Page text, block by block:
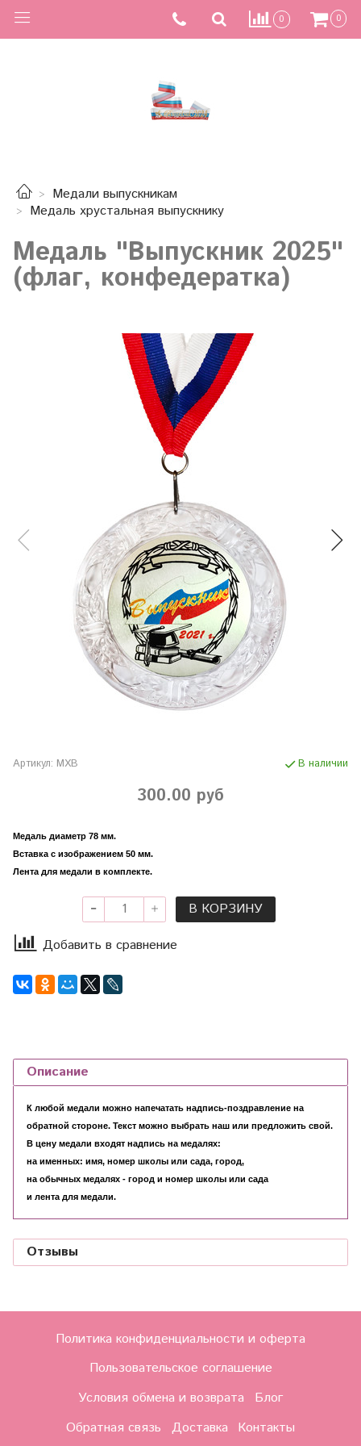
0 0
Медали выпускникам
Медаль хрустальная выпускнику
Медаль "Выпускник 2025"
(флаг, конфедератка)
Артикул: МХВ В наличии
300.00 руб
Медаль диаметр 78 мм.
Вставка с изображением 50 мм.
Лента для медали в комплекте.
В КОРЗИНУ
Добавить в сравнение
Описание
К любой медали можно напечатать надпись-поздравление на
обратной стороне. Текст можно выбрать наш или предложить свой.
В цену медали входят надпись на медалях:
на именных: имя, номер школы или сада, город,
на обычных медалях - город и номер школы или сада
и лента для медали.
Отзывы
Политика конфиденциальности и оферта
Пользовательское соглашение
Условия обмена и возврата
Блог
Обратная связь
Доставка Контакты